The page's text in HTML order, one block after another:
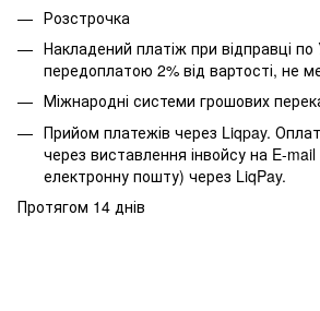
Розстрочка
Накладений платіж при відправці по
передоплатою 2% від вартості, не
Міжнародні системи грошових
Прийом платежів через Liqpay.
через виставлення інвойсу на E-
електронну пошту) через LiqPay.
Протягом 14 днів